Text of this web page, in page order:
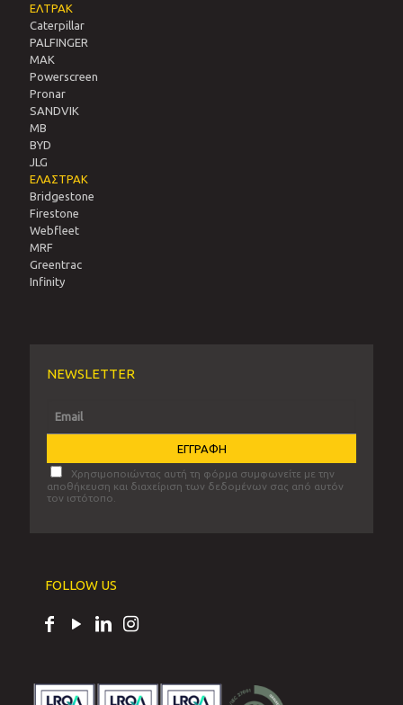
ΕΛΤΡΑΚ
Caterpillar
PALFINGER
MAK
Powerscreen
Pronar
SANDVIΚ
MB
BYD
JLG
ΕΛΑΣΤΡΑΚ
Bridgestone
Firestone
Webfleet
MRF
Greentrac
Infinity
NEWSLETTER
Χρησιμοποιώντας αυτή τη φόρμα συμφωνείτε με την
αποθήκευση και διαχείριση των δεδομένων σας από αυτόν
τον ιστότοπο.
FOLLOW US